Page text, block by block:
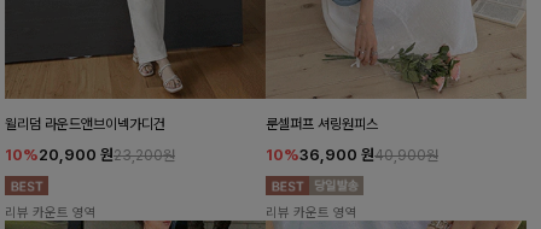
윌리덤 라운드앤브이넥가디건
10%20,900 원23,200원
리뷰 카운트 영역
룬셀퍼프 셔링원피스
10%36,900 원40,900원
리뷰 카운트 영역